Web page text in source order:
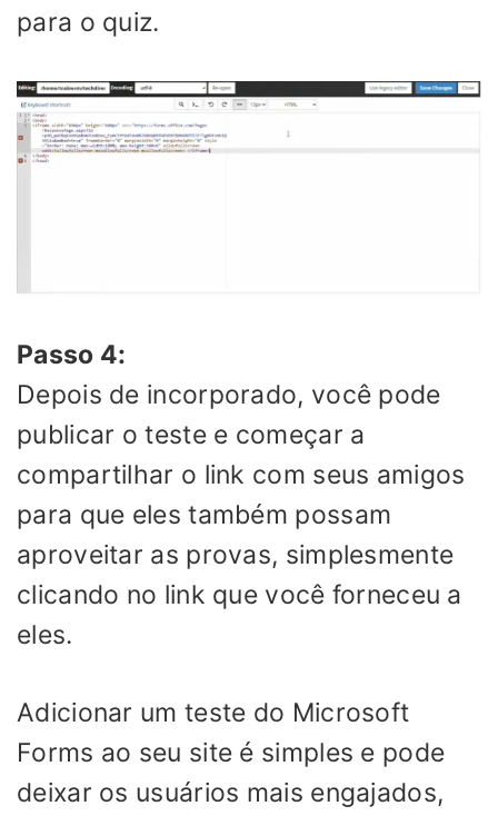
para o quiz.
Passo 4:
Depois de incorporado, você pode
publicar o teste e começar a
compartilhar o link com seus amigos
para que eles também possam
aproveitar as provas, simplesmente
clicando no link que você forneceu a
eles.
Adicionar um teste do Microsoft
Forms ao seu site é simples e pode
deixar os usuários mais engajados,